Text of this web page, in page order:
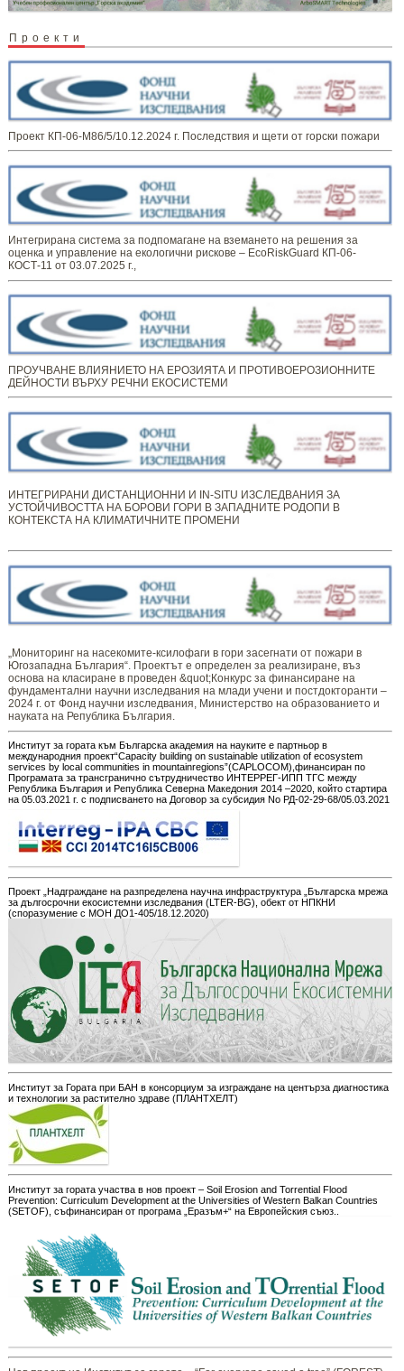
Проекти
Проект КП-06-М86/5/10.12.2024 г. Последствия и щети от горски пожари
Интегрирана система за подпомагане на вземането на решения за
оценка и управление на екологични рискове – EcoRiskGuard КП-06-
КОСТ-11 от 03.07.2025 г.,
ПРОУЧВАНЕ ВЛИЯНИЕТО НА ЕРОЗИЯТА И ПРОТИВОЕРОЗИОННИТЕ
ДЕЙНОСТИ ВЪРХУ РЕЧНИ ЕКОСИСТЕМИ
ИНТЕГРИРАНИ ДИСТАНЦИОННИ И IN-SITU ИЗСЛЕДВАНИЯ ЗА
УСТОЙЧИВОСТТА НА БОРОВИ ГОРИ В ЗАПАДНИТЕ РОДОПИ В
КОНТЕКСТА НА КЛИМАТИЧНИТЕ ПРОМЕНИ
„Мониторинг ​​​на ​​насекомите-ксилофаги в гори засегнати от пожари в
Югозападна България“. Проектът е определен за реализиране, въз
основа на класиране в проведен &quot;Конкурс за финансиране на
фундаментални научни изследвания на млади учени и постдокторанти –
2024 г. от Фонд научни изследвания, Министерство на образованието и
науката на Република България.
Институт за гората към Българска академия на науките е партньор в
международния проект“Capacity building on sustainable utilization of ecosystem
services by local communities in mountainregions”(CAPLOCOM),финансиран по
Програмата за трансгранично сътрудничество ИНТЕРРЕГ-ИПП ТГС между
Република България и Република Северна Македония 2014 –2020, който стартира
на 05.03.2021 г. с подписването на Договор за субсидия No РД-02-29-68/05.03.2021
Проект „Надграждане на разпределена научна инфраструктура „Българска мрежа
за дългосрочни екосистемни изследвания (LTER-BG), обект от НПКНИ
(споразумение с МОН ДО1-405/18.12.2020)
Институт за Гората при БАН в консорциум за изграждане на центърза диагностика
и технологии за растително здраве (ПЛАНТХЕЛТ)
Институт за гората участва в нов проект – Soil Erosion and Torrential Flood
Prevention: Curriculum Development at the Universities of Western Balkan Countries
(SETOF), съфинансиран от програма „Еразъм+“ на Европейския съюз..